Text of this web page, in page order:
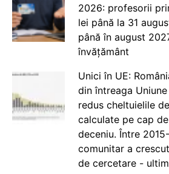
2026: profesorii
lei până la 31
până în august
învățământ
Unici în UE:
din întreaga
redus cheltuielile
calculate pe cap
deceniu. Între
comunitar a
de cercetare -